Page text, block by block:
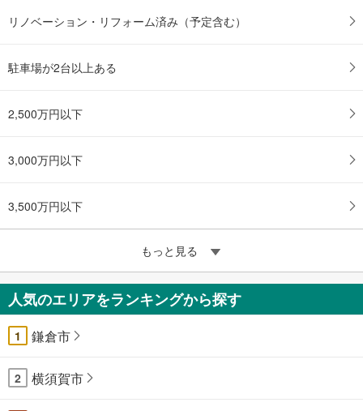
リノベーション・リフォーム済み（予定含む）
駐車場が2台以上ある
2,500万円以下
3,000万円以下
3,500万円以下
もっと見る
人気のエリアをランキングから探す
1 鎌倉市
2 横須賀市